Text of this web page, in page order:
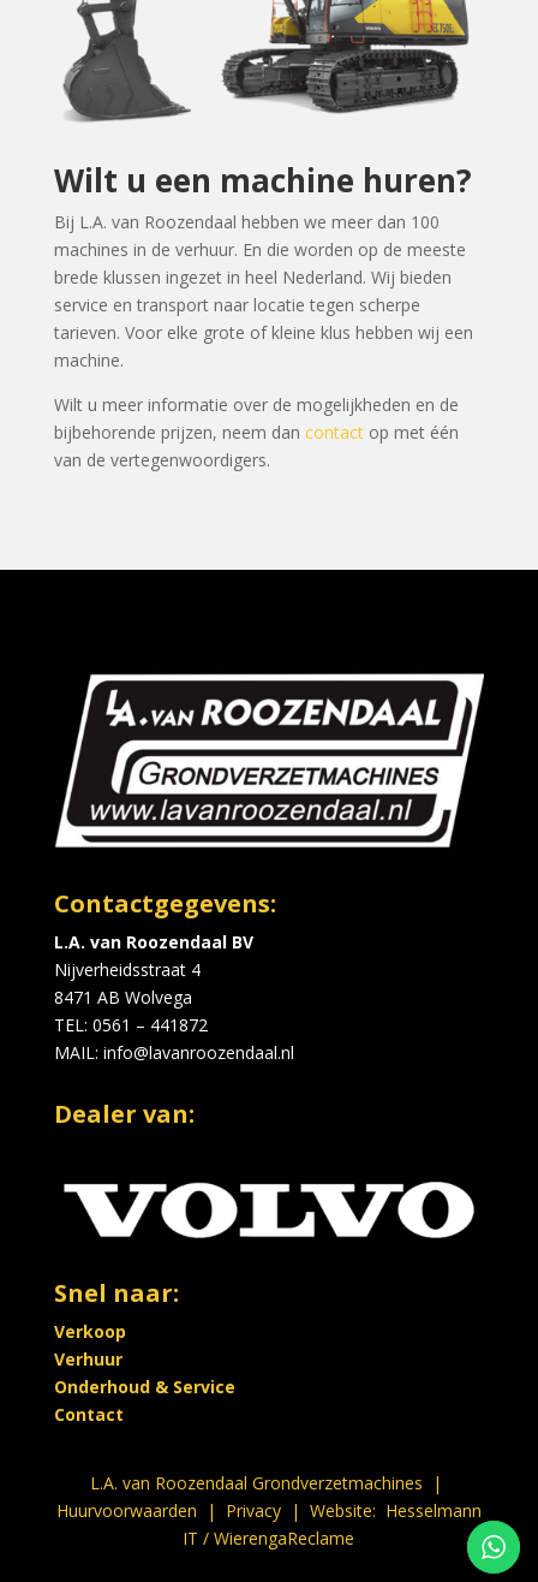
Wilt u een machine huren?
Bij L.A. van Roozendaal hebben we meer dan 100
machines in de verhuur. En die worden op de meeste
brede klussen ingezet in heel Nederland. Wij bieden
service en transport naar locatie tegen scherpe
tarieven. Voor elke grote of kleine klus hebben wij een
machine.
Wilt u meer informatie over de mogelijkheden en de
bijbehorende prijzen, neem dan contactop met één
van de vertegenwoordigers.
Contactgegevens:
L.A. van Roozendaal BV
Nijverheidsstraat 4
8471 AB Wolvega
TEL: 0561 – 441872
MAIL: info@lavanroozendaal.nl
Dealer van:
Snel naar:
Verkoop
Verhuur
Onderhoud & Service
Contact
L.A. van Roozendaal Grondverzetmachines |
Huurvoorwaarden | Privacy| Website: Hesselmann
IT /WierengaReclame